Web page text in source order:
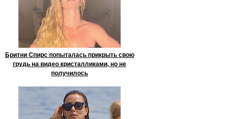
Бритни Спирс попыталась прикрыть свою
грудь на видео кристалликами, но не
получилось